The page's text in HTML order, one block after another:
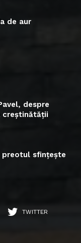
de aur
despre
creștinătății
preotul sfințește
TWITTER